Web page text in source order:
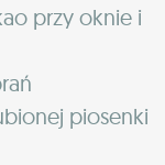
przy oknie i
piosenki